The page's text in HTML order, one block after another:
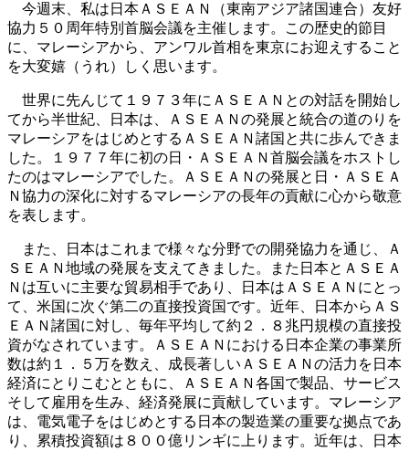
今週末、私は日本ＡＳＥＡＮ（東南アジア諸国連合）友好
協力５０周年特別首脳会議を主催します。この歴史的節目
に、マレーシアから、アンワル首相を東京にお迎えすること
を大変嬉（うれ）しく思います。
世界に先んじて１９７３年にＡＳＥＡＮとの対話を開始し
てから半世紀、日本は、ＡＳＥＡＮの発展と統合の道のりを
マレーシアをはじめとするＡＳＥＡＮ諸国と共に歩んできま
した。１９７７年に初の日・ＡＳＥＡＮ首脳会議をホストし
たのはマレーシアでした。ＡＳＥＡＮの発展と日・ＡＳＥＡ
Ｎ協力の深化に対するマレーシアの長年の貢献に心から敬意
を表します。
また、日本はこれまで様々な分野での開発協力を通じ、Ａ
ＳＥＡＮ地域の発展を支えてきました。また日本とＡＳＥＡ
Ｎは互いに主要な貿易相手であり、日本はＡＳＥＡＮにとっ
て、米国に次ぐ第二の直接投資国です。近年、日本からＡＳ
ＥＡＮ諸国に対し、毎年平均して約２．８兆円規模の直接投
資がなされています。ＡＳＥＡＮにおける日本企業の事業所
数は約１．５万を数え、成長著しいＡＳＥＡＮの活力を日本
経済にとりこむとともに、ＡＳＥＡＮ各国で製品、サービス
そして雇用を生み、経済発展に貢献しています。マレーシア
は、電気電子をはじめとする日本の製造業の重要な拠点であ
り、累積投資額は８００億リンギに上ります。近年は、日本